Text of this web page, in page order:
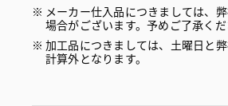
メーカー仕入品につきましては、
場合がございます。予めご了承くだ
加工品につきましては、土曜日と
計算外となります。